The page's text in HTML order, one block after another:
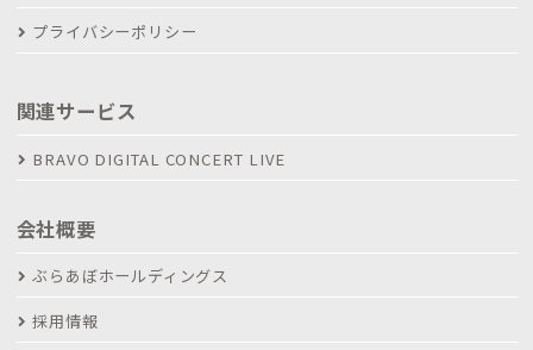
プライバシーポリシー
関連サービス
BRAVO DIGITAL CONCERT LIVE
会社概要
ぶらあぼホールディングス
採用情報